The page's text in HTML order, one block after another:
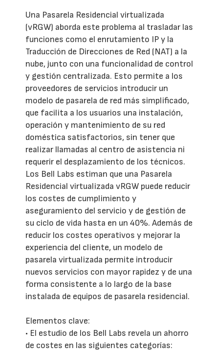
Una Pasarela Residencial virtualizada
(vRGW) aborda este problema al trasladar las
funciones como el enrutamiento IP y la
Traducción de Direcciones de Red (NAT) a la
nube, junto con una funcionalidad de control
y gestión centralizada. Esto permite a los
proveedores de servicios introducir un
modelo de pasarela de red más simplificado,
que facilita a los usuarios una instalación,
operación y mantenimiento de su red
doméstica satisfactorios, sin tener que
realizar llamadas al centro de asistencia ni
requerir el desplazamiento de los técnicos.
Los Bell Labs estiman que una Pasarela
Residencial virtualizada vRGW puede reducir
los costes de cumplimiento y
aseguramiento del servicio y de gestión de
su ciclo de vida hasta en un 40%. Además de
reducir los costes operativos y mejorar la
experiencia del cliente, un modelo de
pasarela virtualizada permite introducir
nuevos servicios con mayor rapidez y de una
forma consistente a lo largo de la base
instalada de equipos de pasarela residencial.
Elementos clave:
• El estudio de los Bell Labs revela un ahorro
de costes en las siguientes categorías: